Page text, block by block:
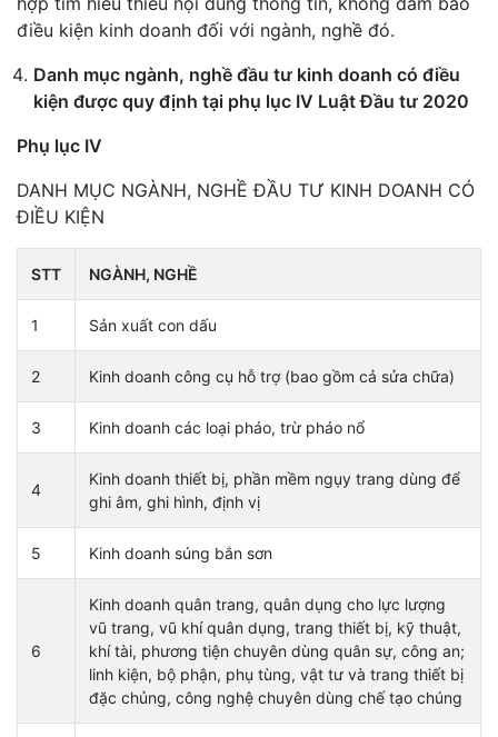
điều kiện kinh doanh đối với ngành, nghề đó.
Danh mục ngành, nghề đầu tư kinh doanh có điều
kiện được quy định tại phụ lục IV Luật Đầu tư 2020
Phụ lục IV
DANH MỤC NGÀNH, NGHỀ ĐẦU TƯ KINH DOANH CÓ
ĐIỀU KIỆN
STT NGÀNH, NGHỀ
1 Sản xuất con dấu
2 Kinh doanh công cụ hỗ trợ (bao gồm cả sửa chữa)
3 Kinh doanh các loại pháo, trừ pháo nổ
4
Kinh doanh thiết bị, phần mềm ngụy trang dùng để
ghi âm, ghi hình, định vị
5 Kinh doanh súng bắn sơn
6
Kinh doanh quân trang, quân dụng cho lực lượng
vũ trang, vũ khí quân dụng, trang thiết bị, kỹ thuật,
khí tài, phương tiện chuyên dùng quân sự, công an;
linh kiện, bộ phận, phụ tùng, vật tư và trang thiết bị
đặc chủng, công nghệ chuyên dùng chế tạo chúng